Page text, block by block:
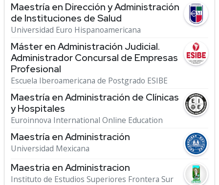
Maestría en Dirección y Administración
de Instituciones de Salud
Universidad Euro Hispanoamericana
Máster en Administración Judicial.
Administrador Concursal de Empresas
Profesional
Escuela Iberoamericana de Postgrado ESIBE
Maestría en Administración de Clínicas
y Hospitales
Euroinnova International Online Education
Maestría en Administración
Universidad Mexicana
Maestria en Administracion
Instituto de Estudios Superiores Frontera Sur